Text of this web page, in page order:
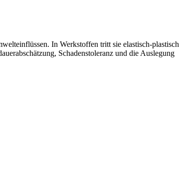
In Werkstoffen tritt sie elastisch-plastisch
Schadenstoleranz und die Auslegung